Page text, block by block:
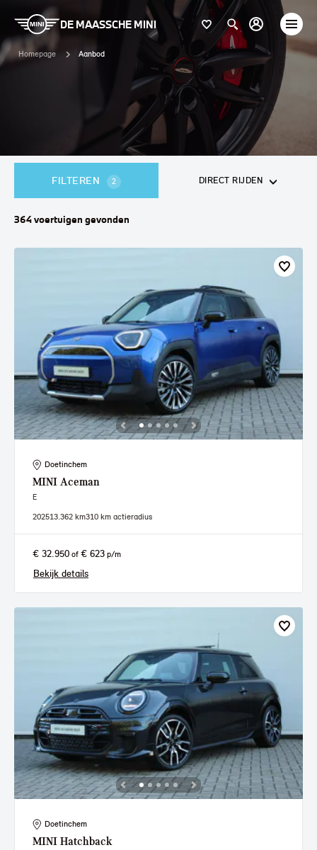
DE MAASSCHE MINI
Homepage Aanbod
FILTEREN 2 DIRECT RIJDEN
364voertuigen gevonden
Doetinchem
MINI Aceman
E
202513.362 km310 km actieradius
€ 32.950 of € 623 p/m
Bekijk details
Doetinchem
MINI Hatchback